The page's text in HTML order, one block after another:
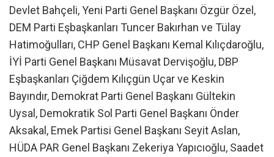
Devlet Bahçeli, Yeni Parti Genel Başkanı Özgür Özel,
DEM Parti Eşbaşkanları Tuncer Bakırhan ve Tülay
Hatimoğulları, CHP Genel Başkanı Kemal Kılıçdaroğlu,
İYİ Parti Genel Başkanı Müsavat Dervişoğlu, DBP
Eşbaşkanları Çiğdem Kılıçgün Uçar ve Keskin
Bayındır, Demokrat Parti Genel Başkanı Gültekin
Uysal, Demokratik Sol Parti Genel Başkanı Önder
Aksakal, Emek Partisi Genel Başkanı Seyit Aslan,
HÜDA PAR Genel Başkanı Zekeriya Yapıcıoğlu, Saadet